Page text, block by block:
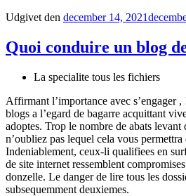
Udgivet den december 14, 2021
Quoi conduire un blog
La specialite tous les fichiers
Affirmant l’importance avec s’engager ,
blogs a l’egard de bagarre acquittant
adoptes. Trop le nombre de abats levant
n’oubliez pas lequel cela vous
Indeniablement, ceux-li qualifiees en
de site internet ressemblent
donzelle. Le danger de lire tous les
subsequemment deuxiemes.